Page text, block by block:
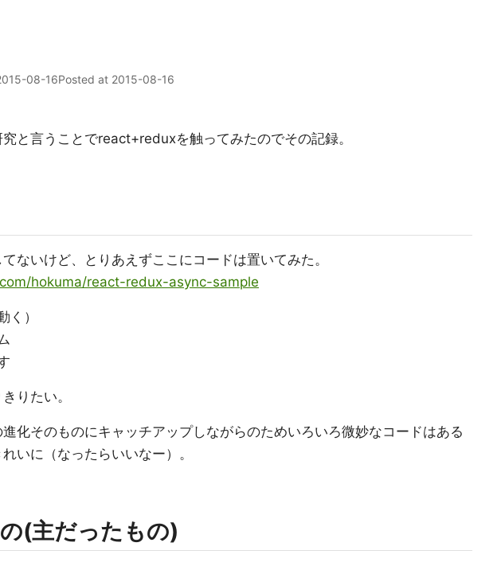
08-16Posted at 2015-08-16
と言うことでreact+reduxを触ってみたのでその記録。
ないけど、とりあえずここにコードは置いてみた。
hokuma/react-redux-async-sample
く）
りたい。
化そのものにキャッチアップしながらのためいろいろ微妙なコードはある
いに（なったらいいなー）。
(主だったもの)